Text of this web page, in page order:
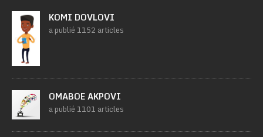
KOMI DOVLOVI
a publié 1152 articles
OMABOE AKPOVI
a publié 1101 articles